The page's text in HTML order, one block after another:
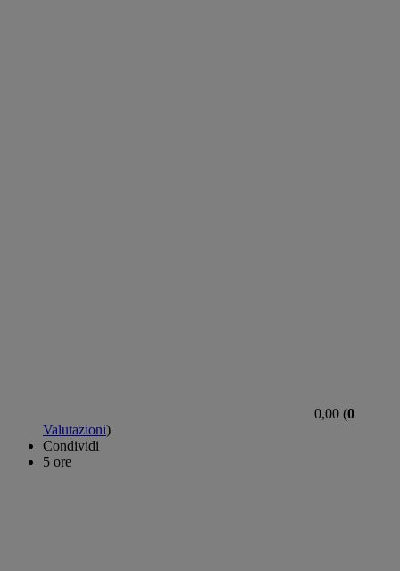
0,00 (0
Valutazioni)
Condividi
5 ore